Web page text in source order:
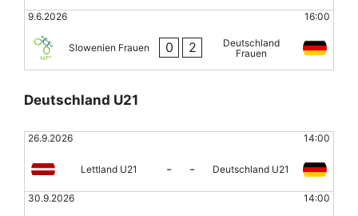
9.6.2026 16:00
Slowenien Frauen 0 2
Deutschland
Frauen
Deutschland U21
26.9.2026 14:00
Lettland U21 - - Deutschland U21
30.9.2026 14:00